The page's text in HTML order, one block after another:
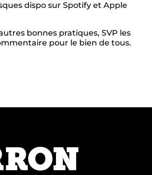
dispo sur Spotify et Apple
bonnes pratiques, SVP les
pour le bien de tous.